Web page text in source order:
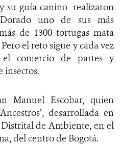
su guía canino realizaron
uno de sus más
de 1300 tortugas mata
Pero el reto sigue y cada vez
comercio de partes y
insectos.
Manuel Escobar, quien
desarrollada en
Distrital de Ambiente, en el
del centro de Bogotá.